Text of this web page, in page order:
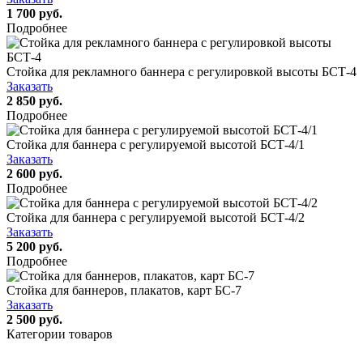
1 700 руб.
Подробнее
Стойка для рекламного баннера с регулировкой высоты БСТ-4
Заказать
2 850 руб.
Подробнее
Стойка для баннера с регулируемой высотой БСТ-4/1
Заказать
2 600 руб.
Подробнее
Стойка для баннера с регулируемой высотой БСТ-4/2
Заказать
5 200 руб.
Подробнее
Стойка для баннеров, плакатов, карт БС-7
Заказать
2 500 руб.
Категории товаров